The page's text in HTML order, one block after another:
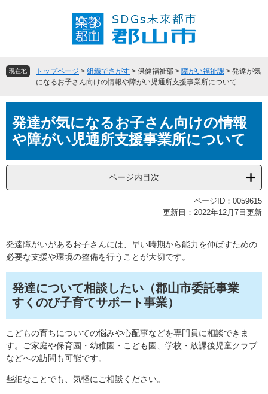
頭
飛現在地 トップページ > 組織でさがす > 保健福祉部 > 障がい福祉課 > 発達が気
になるお子さん向けの情報や障がい児通所支援事業所について
文発達が気になるお子さん向けの情報
や障がい児通所支援事業所について
ページ内目次
ページID：0059615
更新日：2022年12月7日更新
発達障がいがあるお子さんには、早い時期から能力を伸ばすための
必要な支援や環境の整備を行うことが大切です。
発達について相談したい（郡山市委託事業
すくのび子育てサポート事業）
こどもの育ちについての悩みや心配事などを専門員に相談できま
す。ご家庭や保育園・幼稚園・こども園、学校・放課後児童クラブ
などへの訪問も可能です。
些細なことでも、気軽にご相談ください。